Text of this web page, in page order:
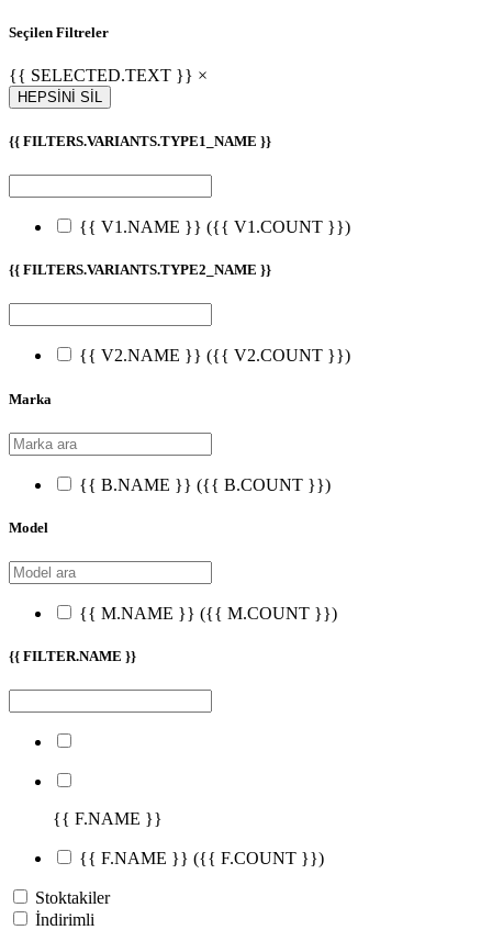
Seçilen Filtreler
{{ SELECTED.TEXT }} ×
HEPSİNİ SİL
{{ FILTERS.VARIANTS.TYPE1_NAME }}
{{ V1.NAME }} ({{ V1.COUNT }})
{{ FILTERS.VARIANTS.TYPE2_NAME }}
{{ V2.NAME }} ({{ V2.COUNT }})
Marka
{{ B.NAME }} ({{ B.COUNT }})
Model
{{ M.NAME }} ({{ M.COUNT }})
{{ FILTER.NAME }}
{{ F.NAME }}
{{ F.NAME }} ({{ F.COUNT }})
Stoktakiler
İndirimli